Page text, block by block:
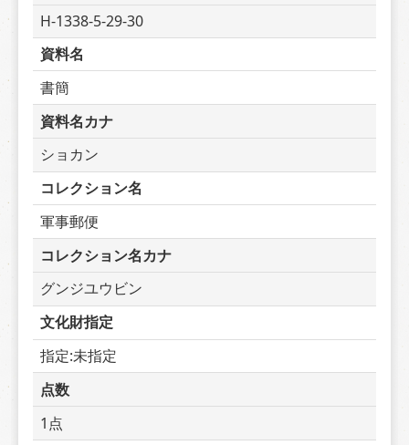
H-1338-5-29-30
資料名
書簡
資料名カナ
ショカン
コレクション名
軍事郵便
コレクション名カナ
グンジユウビン
文化財指定
指定:未指定
点数
1点